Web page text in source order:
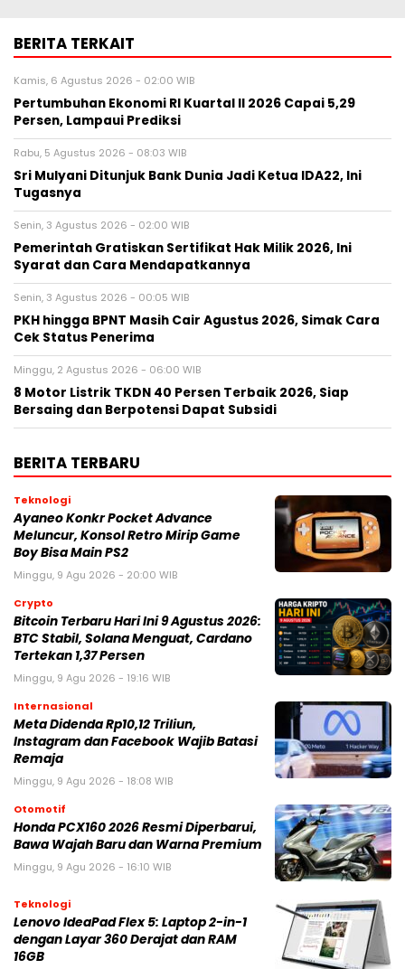
BERITA TERKAIT
Kamis, 6 Agustus 2026 - 02:00 WIB
Pertumbuhan Ekonomi RI Kuartal II 2026 Capai 5,29
Persen, Lampaui Prediksi
Rabu, 5 Agustus 2026 - 08:03 WIB
Sri Mulyani Ditunjuk Bank Dunia Jadi Ketua IDA22, Ini
Tugasnya
Senin, 3 Agustus 2026 - 02:00 WIB
Pemerintah Gratiskan Sertifikat Hak Milik 2026, Ini
Syarat dan Cara Mendapatkannya
Senin, 3 Agustus 2026 - 00:05 WIB
PKH hingga BPNT Masih Cair Agustus 2026, Simak Cara
Cek Status Penerima
Minggu, 2 Agustus 2026 - 06:00 WIB
8 Motor Listrik TKDN 40 Persen Terbaik 2026, Siap
Bersaing dan Berpotensi Dapat Subsidi
BERITA TERBARU
Teknologi
Ayaneo Konkr Pocket Advance
Meluncur, Konsol Retro Mirip Game
Boy Bisa Main PS2
Minggu, 9 Agu 2026 - 20:00 WIB
Crypto
Bitcoin Terbaru Hari Ini 9 Agustus 2026:
BTC Stabil, Solana Menguat, Cardano
Tertekan 1,37 Persen
Minggu, 9 Agu 2026 - 19:16 WIB
Internasional
Meta Didenda Rp10,12 Triliun,
Instagram dan Facebook Wajib Batasi
Remaja
Minggu, 9 Agu 2026 - 18:08 WIB
Otomotif
Honda PCX160 2026 Resmi Diperbarui,
Bawa Wajah Baru dan Warna Premium
Minggu, 9 Agu 2026 - 16:10 WIB
Teknologi
Lenovo IdeaPad Flex 5: Laptop 2-in-1
dengan Layar 360 Derajat dan RAM
16GB